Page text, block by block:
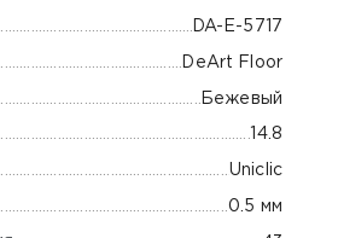
DA-E-5717
DeArt Floor
Бежевый
14.8
Uniclic
0.5 мм